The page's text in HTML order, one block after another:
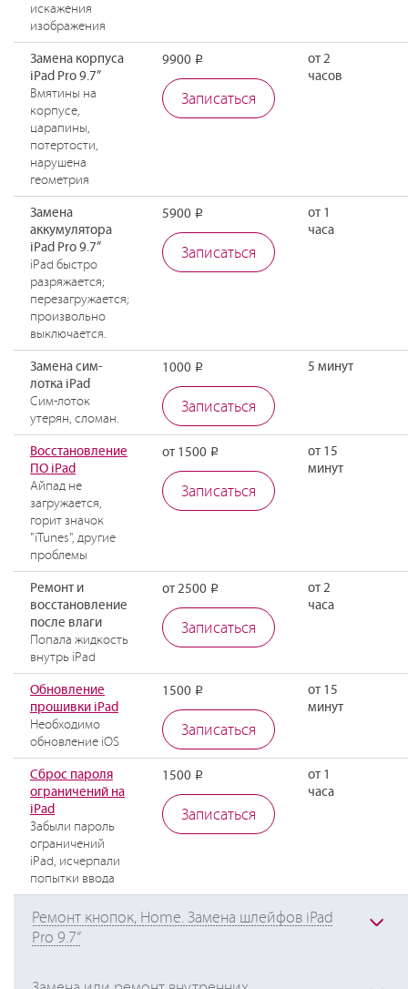
искажения
изображения
Замена корпуса
iPad Pro 9.7”
Вмятины на
корпусе,
царапины,
потертости,
нарушена
геометрия
9900 Р
Записаться
от 2
часов
Замена
аккумулятора
iPad Pro 9.7”
iPad быстро
разряжается;
перезагружается;
произвольно
выключается.
5900 Р
Записаться
от 1
часа
Замена сим-
лотка iPad
Сим-лоток
утерян, сломан.
1000 Р
Записаться
5 минут
Восстановление
ПО iPad
Айпад не
загружается,
горит значок
"iTunes", другие
проблемы
от 1500 Р
Записаться
от 15
минут
Ремонт и
восстановление
после влаги
Попала жидкость
внутрь iPad
от 2500 Р
Записаться
от 2
часа
Обновление
прошивки iPad
Необходимо
обновление iOS
1500 Р
Записаться
от 15
минут
Сброс пароля
ограничений на
iPad
Забыли пароль
ограничений
iPad, исчерпали
попытки ввода
1500 Р
Записаться
от 1
часа
Ремонт кнопок, Home. Замена шлейфов iPad
Pro 9.7”